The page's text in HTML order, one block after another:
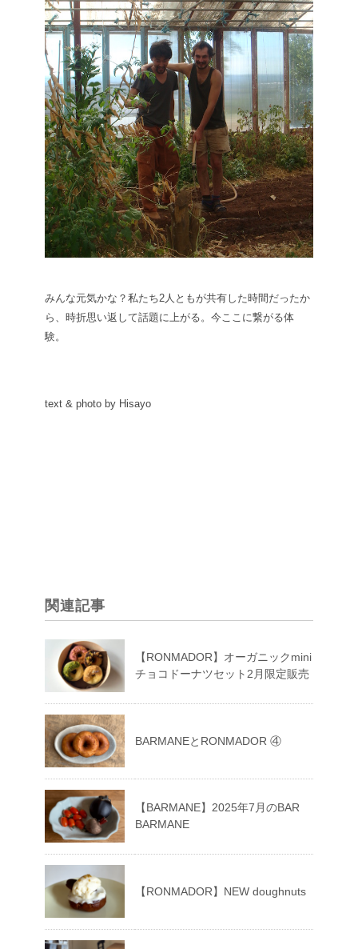
みんな元気かな？私たち2人ともが共有した時間だったか
ら、時折思い返して話題に上がる。今ここに繋がる体
験。
text & photo by Hisayo
関連記事
【RONMADOR】オーガニックmini
チョコドーナツセット2月限定販売
BARMANEとRONMADOR ④
【BARMANE】2025年7月のBAR
BARMANE
【RONMADOR】NEW doughnuts